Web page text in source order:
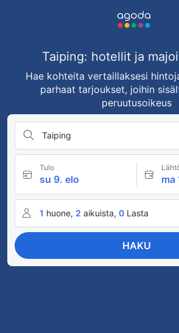
Taiping: hotellit ja
Hae kohteita vertaillaksesi
parhaat tarjoukset, joihin
peruutusoikeus
Taiping
Tulo
su 9. elo ma
1 huone, 2 aikuista, 0 Lasta
HAKU